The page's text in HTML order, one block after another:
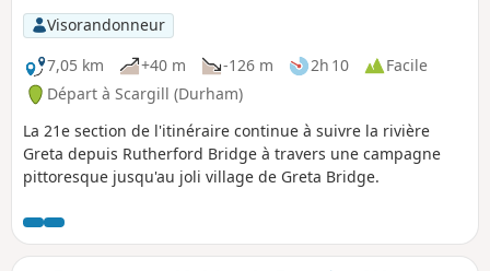
Visorandonneur
7,05 km
+40 m -126 m 2h 10
Facile
Départ à Scargill (Durham)
La 21e section de l'itinéraire continue à suivre la rivière
Greta depuis Rutherford Bridge à travers une campagne
pittoresque jusqu'au joli village de Greta Bridge.